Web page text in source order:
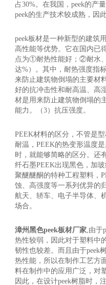
占30%。在我国，peek的产
peek的生产技术较成熟，因
peek板材是一种新型的建筑
高性能等优势。它在国内已
点为①耐热性能好；②耐水
达%）。其中，耐热强度指
来防止建筑物倒塌的主要材
好的抗冲击性和耐高温、高
材是用来防止建筑物倒塌的
能力。（3）抗压强度。
PEEK材料的区分，不管是
耐温，PEEK的热变形温度
时，就能够简略的区分。还
纤石墨PEEK出现黑色，加
聚醚醚酮的特种工程塑料，
蚀、高强度等一系列优异的
航天、轿车、电子半导体、
场合。
漳州黑色peek板材厂家,由于
热性较弱，因此对于塑料中
韧性也较差。而且由于peek
热性能，所以在制作工艺方
料在制作中的应用广泛，对
因此，在设计peek树脂时，